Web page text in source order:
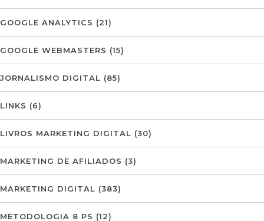
GOOGLE ANALYTICS (21)
GOOGLE WEBMASTERS (15)
JORNALISMO DIGITAL (85)
LINKS (6)
LIVROS MARKETING DIGITAL (30)
MARKETING DE AFILIADOS (3)
MARKETING DIGITAL (383)
METODOLOGIA 8 PS (12)